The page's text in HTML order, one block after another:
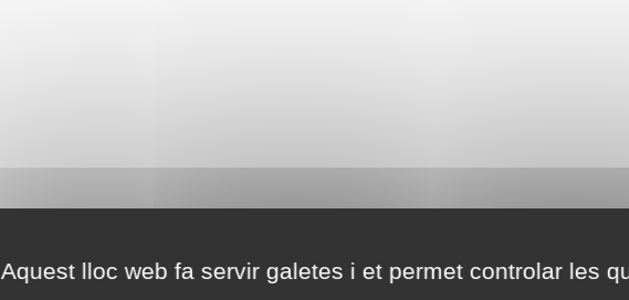
Aquest lloc web fa servir galetes i et permet controlar les